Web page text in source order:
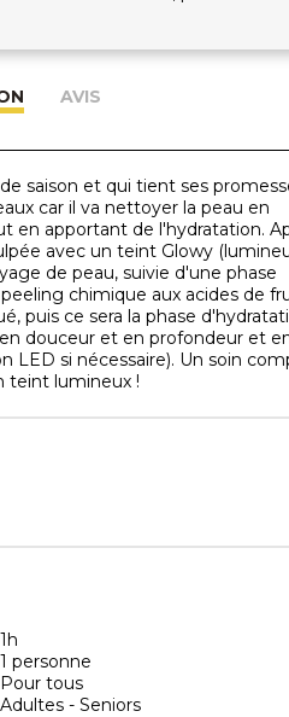
AVIS
saison et qui tient ses
car il va nettoyer la peau en
en apportant de l'hydratation.
avec un teint Glowy
de peau, suivie d'une phase
chimique aux acides de
puis ce sera la phase
douceur et en profondeur et
LED si nécessaire). Un soin
teint lumineux !
1h
1 personne
Pour tous
Adultes - Seniors